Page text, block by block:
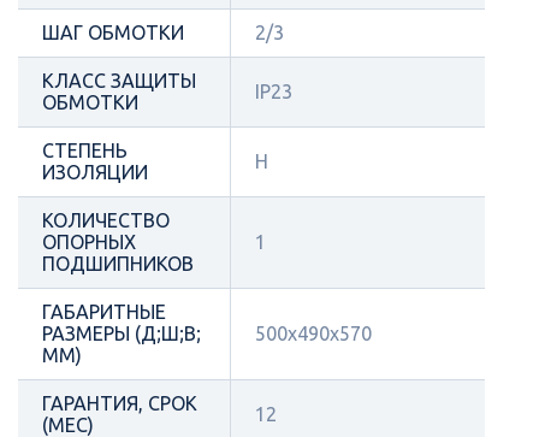
ШАГ ОБМОТКИ 2/3
КЛАСС ЗАЩИТЫ
ОБМОТКИ
IP23
СТЕПЕНЬ
ИЗОЛЯЦИИ
Н
КОЛИЧЕСТВО
ОПОРНЫХ
ПОДШИПНИКОВ
1
ГАБАРИТНЫЕ
РАЗМЕРЫ (Д;Ш;В;
ММ)
500х490х570
ГАРАНТИЯ, СРОК
(МЕС)
12